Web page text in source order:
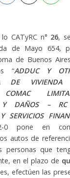
CATyRC n° 26,
de Mayo 654,
de Buenos
“ADDUC Y
DE
COMAC
Y DAÑOS –
SERVICIOS
0 pone en
autos de
personas que
en el plazo de
efectúen las